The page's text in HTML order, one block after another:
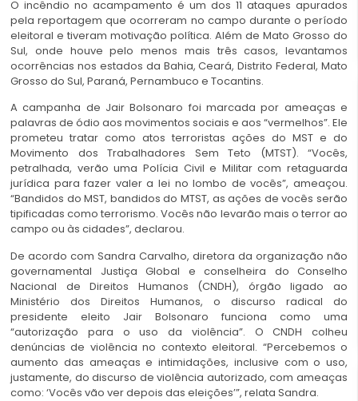
O incêndio no acampamento é um dos 11 ataques apurados
pela reportagem que ocorreram no campo durante o período
eleitoral e tiveram motivação política. Além de Mato Grosso do
Sul, onde houve pelo menos mais três casos, levantamos
ocorrências nos estados da Bahia, Ceará, Distrito Federal, Mato
Grosso do Sul, Paraná, Pernambuco e Tocantins.
A campanha de Jair Bolsonaro foi marcada por ameaças e
palavras de ódio aos movimentos sociais e aos “vermelhos”. Ele
prometeu tratar como atos terroristas ações do MST e do
Movimento dos Trabalhadores Sem Teto (MTST). “Vocês,
petralhada, verão uma Polícia Civil e Militar com retaguarda
jurídica para fazer valer a lei no lombo de vocês”, ameaçou.
“Bandidos do MST, bandidos do MTST, as ações de vocês serão
tipificadas como terrorismo. Vocês não levarão mais o terror ao
campo ou às cidades”, declarou.
De acordo com Sandra Carvalho, diretora da organização não
governamental Justiça Global e conselheira do Conselho
Nacional de Direitos Humanos (CNDH), órgão ligado ao
Ministério dos Direitos Humanos, o discurso radical do
presidente eleito Jair Bolsonaro funciona como uma
“autorização para o uso da violência”. O CNDH colheu
denúncias de violência no contexto eleitoral. “Percebemos o
aumento das ameaças e intimidações, inclusive com o uso,
justamente, do discurso de violência autorizado, com ameaças
como: ‘Vocês vão ver depois das eleições’”, relata Sandra.